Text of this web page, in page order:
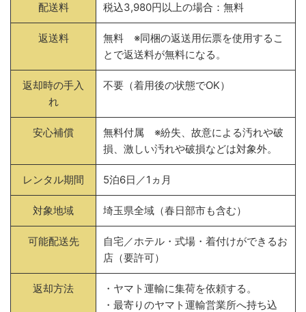
配送料 税込3,980円以上の場合：無料
返送料
無料 ※同梱の返送用伝票を使用するこ
とで返送料が無料になる。
返却時の手入
れ
不要（着用後の状態でOK）
安心補償
無料付属 ※紛失、故意による汚れや破
損、激しい汚れや破損などは対象外。
レンタル期間 5泊6日／1ヵ月
対象地域 埼玉県全域（春日部市も含む）
可能配送先
自宅／ホテル・式場・着付けができるお
店（要許可）
返却方法
・ヤマト運輸に集荷を依頼する。
・最寄りのヤマト運輸営業所へ持ち込